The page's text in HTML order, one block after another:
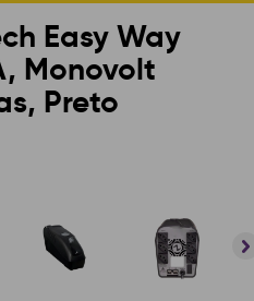
Easy Way
Monovolt
Preto